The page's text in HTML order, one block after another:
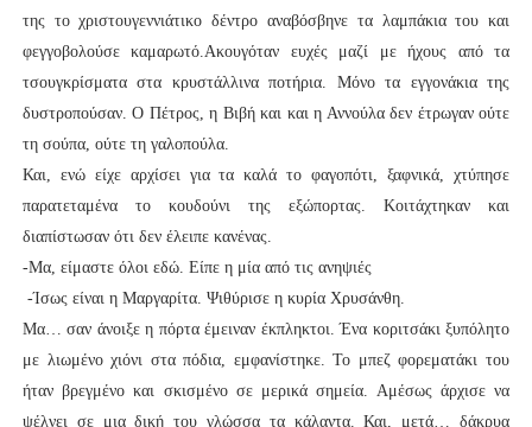
της το χριστουγεννιάτικο δέντρο αναβόσβηνε τα λαμπάκια του και
φεγγοβολούσε καμαρωτό.Ακουγόταν ευχές μαζί με ήχους από τα
τσουγκρίσματα στα κρυστάλλινα ποτήρια. Μόνο τα εγγονάκια της
δυστροπούσαν. Ο Πέτρος, η Βιβή και και η Αννούλα δεν έτρωγαν ούτε
τη σούπα, ούτε τη γαλοπούλα.
Και, ενώ είχε αρχίσει για τα καλά το φαγοπότι, ξαφνικά, χτύπησε
παρατεταμένα το κουδούνι της εξώπορτας. Κοιτάχτηκαν και
διαπίστωσαν ότι δεν έλειπε κανένας.
-Μα, είμαστε όλοι εδώ. Είπε η μία από τις ανηψιές
-Ίσως είναι η Μαργαρίτα. Ψιθύρισε η κυρία Χρυσάνθη.
Μα… σαν άνοιξε η πόρτα έμειναν έκπληκτοι. Ένα κοριτσάκι ξυπόλητο
με λιωμένο χιόνι στα πόδια, εμφανίστηκε. Το μπεζ φορεματάκι του
ήταν βρεγμένο και σκισμένο σε μερικά σημεία. Αμέσως άρχισε να
ψέλνει σε μια δική του γλώσσα τα κάλαντα. Και, μετά… δάκρυα